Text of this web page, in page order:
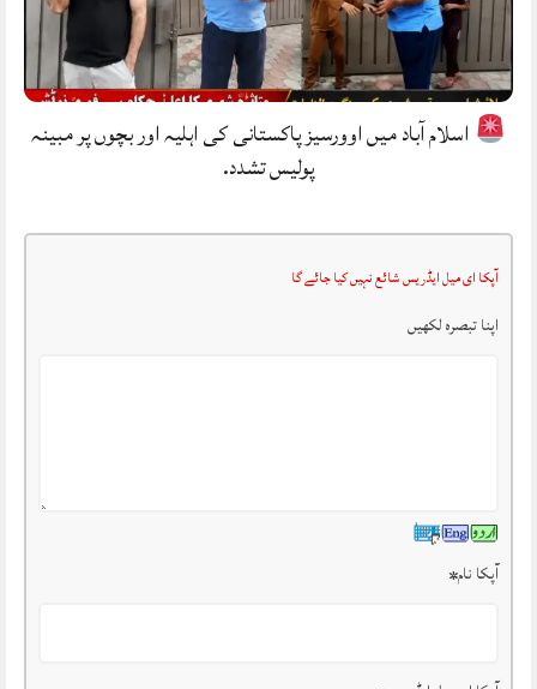
اسلام آباد میں اوورسیز پاکستانی کی اہلیہ اور بچوں پر مبینہ
پولیس تشدد.
آپکا ای میل ایڈریس شائع نہیں کیا جائے گا
اپنا تبصرہ لکھیں
آپکا نام*